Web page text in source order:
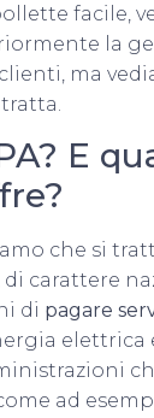
facile,
la
ma
E
che si
di carattere
di pagare
elettrica
ad